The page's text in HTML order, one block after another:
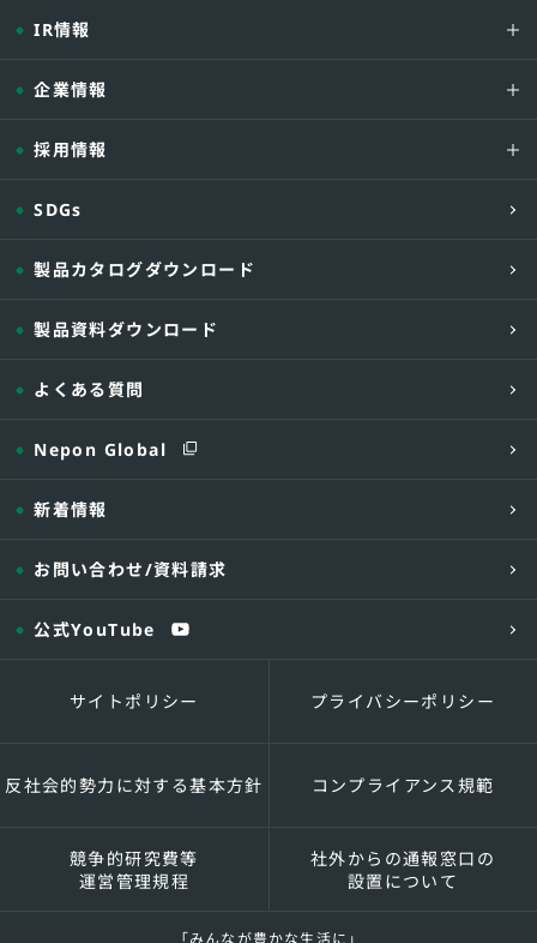
IR情報
企業情報
採用情報
SDGs
製品カタログダウンロード
製品資料ダウンロード
よくある質問
Nepon Global
新着情報
お問い合わせ/資料請求
公式YouTube
サイトポリシー プライバシーポリシー
反社会的勢力に対する基本方針 コンプライアンス規範
競争的研究費等
運営管理規程
社外からの通報窓口の
設置について
「みんなが豊かな生活に」